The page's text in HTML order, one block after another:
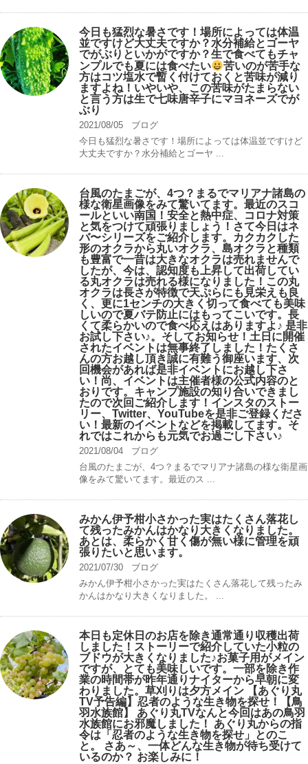
今日も猛烈な暑さです！場所によっては体温
並ですけど大丈夫ですか？水分補給とゴーヤ
でがぶりといかがですか？生で食べてもチャ
ンプルでも夏には食べたい
苦いのが苦手な
方はコツ塩水で暫く付けておくと苦味が減り
ますよね！いやいや、この苦味がたまらない
と言う方は生で七味唐辛子にマヨネーズでが
ぶり
2021/08/05
ブログ
今日も猛烈な暑さです！場所によっては体温並ですけど
大丈夫ですか？水分補給とゴーヤ ...
台風のたまごが、4つ？まるでマリアナ諸島の
様な衛星画像をみて驚いてます。最近のスコ
ールといい南国！安全と熱中症、コロナ対策
と気をつけて頑張りましょう！さて今日はネ
バ〜シリーズをご紹介します。カクカクした
形のオクラから丸いオクラ、島オクラと種類
も豊富で一昔は大きなオクラは売れませんで
したが、今は、認知度も上昇して出荷してい
る丸オクラは売れる様になりました！この丸
オクラは長さが特徴で天ぷらにも見栄えも良
く、更に1センチの大きく切って食べても美味
しいので夏バテ防止にはもってこいです。長
くて柔らかいので食べ応えはありますよ♪ 是非
お試し下さい♪。そしてお知らせ！土日に開催
されたイベントは無事終了しました！たくさ
んの方お越し頂き誠に有難う御座います、次
回機会があれば是非イベントにお越し下さ
い！尚、イベントは主催者様の公式内容のと
おりです。キャンプ️施設の知り合いできまし
たので次回ご紹介します！インスタのストー
リー、Twitter、YouTubeを是非ご登録くださ
い！最新のイベントなどを掲載してます。そ
れではこれからも元気でお過ごし下さい♪
2021/08/04
ブログ
台風のたまごが、4つ？まるでマリアナ諸島の様な衛星画
像をみて驚いてます。最近のス ...
みかん伊予柑小さかった実はたくさん落花し
て残ったみかんはかなり大きくなりました。
あとは、柔らかく甘く傷が無い様に管理を頑
張りたいと思います。
2021/07/30
ブログ
みかん伊予柑小さかった実はたくさん落花して残ったみ
かんはかなり大きくなりました。 ...
本日も定休日のお店を除き通常通り収穫出荷
しました！ストーリーで紹介していた小粒の
ブドウが大きくなりました♪お菓子用がメイン
ですが、とても美味しいです。一部を除き作
業の時間帯が昨年通りナイターから早朝に変
わりました。草刈りは夕方メイン 【あぐり丸
TV予告編】忍者のような生き物を探せ！【鳥
羽水族館】 あぐり丸TVなんと今回はあの鳥羽
水族館にお邪魔しました！ あぐり丸からの指
令は「忍者のような生き物を探せ」とのこ
と。 さあ～、一体どんな生き物が待ち受けて
いるのか？ お楽しみに！